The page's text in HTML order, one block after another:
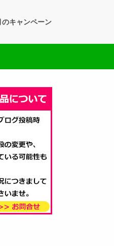
のキャンペーン